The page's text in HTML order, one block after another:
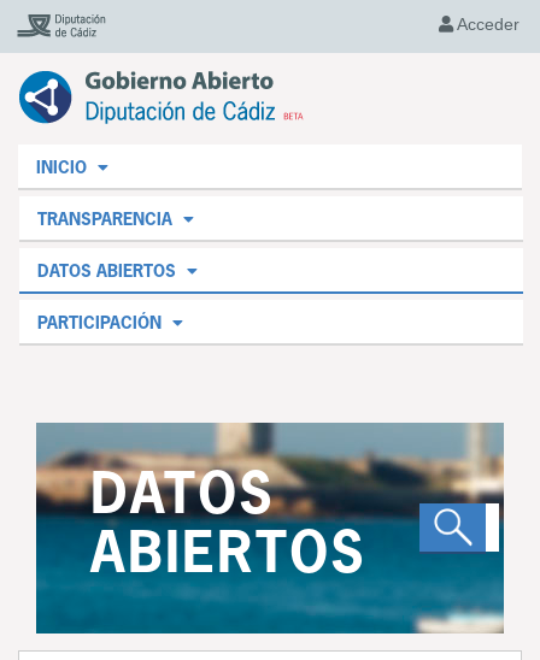
Acceder
INICIO
TRANSPARENCIA
DATOS ABIERTOS
PARTICIPACIÓN
DATOS
ABIERTOS